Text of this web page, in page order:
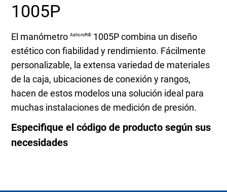
1005P
El manómetroAshcroft® 1005P combina un diseño
estético con fiabilidad y rendimiento. Fácilmente
personalizable, la extensa variedad de materiales
de la caja, ubicaciones de conexión y rangos,
hacen de estos modelos una solución ideal para
muchas instalaciones de medición de presión.
Especifique el código de producto según sus
necesidades